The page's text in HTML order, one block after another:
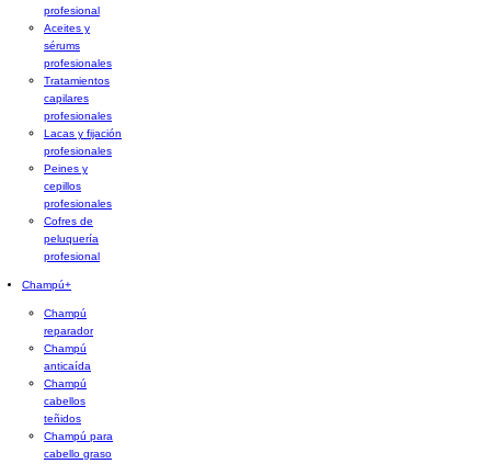
profesional
Aceites y
sérums
profesionales
Tratamientos
capilares
profesionales
Lacas y fijación
profesionales
Peines y
cepillos
profesionales
Cofres de
peluquería
profesional
Champú+
Champú
reparador
Champú
anticaída
Champú
cabellos
teñidos
Champú para
cabello graso